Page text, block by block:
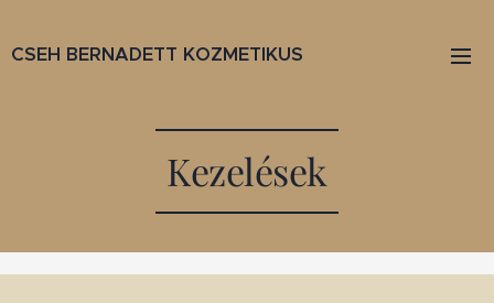
CSEH BERNADETT KOZMETIKUS
Kezelések